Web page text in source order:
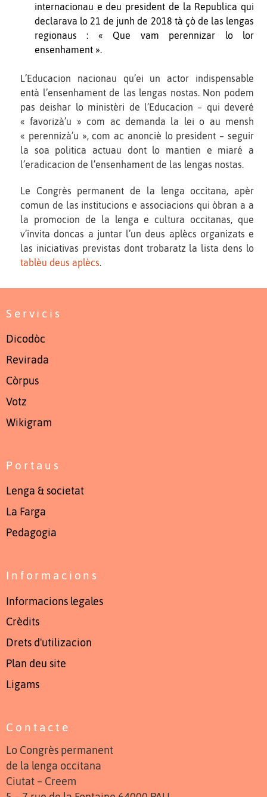
internacionau e deu president de la Republica qui
declarava lo 21 de junh de 2018 tà çò de las lengas
regionaus : « Que vam perennizar lo lor
ensenhament ».
L’Educacion nacionau qu’ei un actor indispensable
entà l’ensenhament de las lengas nostas. Non podem
pas deishar lo ministèri de l’Educacion – qui deveré
« favorizà’u » com ac demanda la lei o au mensh
« perennizà’u », com ac anonciè lo president – seguir
la soa politica actuau dont lo mantien e miaré a
l’eradicacion de l’ensenhament de las lengas nostas.
Le Congrès permanent de la lenga occitana, apèr
comun de las institucions e associacions qui òbran a a
la promocion de la lenga e cultura occitanas, que
v’invita doncas a juntar l’un deus aplècs organizats e
las iniciativas previstas dont trobaratz la lista dens lo
tablèu deus aplècs.
Servicis
Dicodòc
Revirada
Còrpus
Votz
Wikigram
Portaus
Lenga & societat
La Farga
Pedagogia
Informacions
Informacions legales
Crèdits
Drets d'utilizacion
Plan deu site
Ligams
Contacte
Lo Congrès permanent
de la lenga occitana
Ciutat – Creem